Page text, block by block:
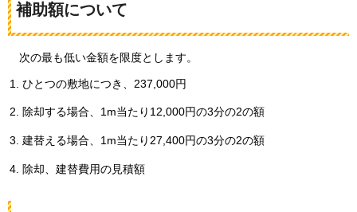
補助額について
次の最も低い金額を限度とします。
ひとつの敷地につき、237,000円
除却する場合、1m当たり12,000円の3分の2の額
建替える場合、1m当たり27,400円の3分の2の額
除却、建替費用の見積額